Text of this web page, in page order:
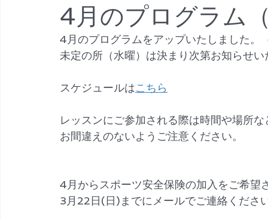
4月のプログラム
4月のプログラムをアップいたしました。
未定の所（水曜）は決まり次第お知らせい
スケジュールはこちら
レッスンにご参加される際は時間や場所な
お間違えのないようご注意ください。
4月からスポーツ安全保険の加入をご希望
3月22日(日)までにメールでご連絡くださ